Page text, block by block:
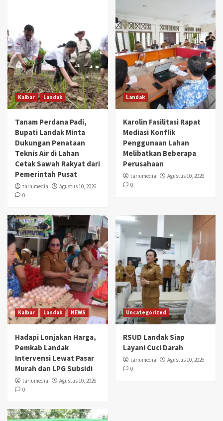
Kalbar Landak
Tanam Perdana Padi,
Bupati Landak Minta
Dukungan Penataan
Teknis Air di Lahan
Cetak Sawah Rakyat dari
Pemerintah Pusat
tariumedia
Agustus 10, 2026
0
Landak
Karolin Fasilitasi Rapat
Mediasi Konflik
Penggunaan Lahan
Melibatkan Beberapa
Perusahaan
tariumedia
Agustus 10, 2026
0
Kalbar Landak NEWS
Hadapi Lonjakan Harga,
Pemkab Landak
Intervensi Lewat Pasar
Murah dan LPG Subsidi
tariumedia
Agustus 10, 2026
0
Uncategorized
⁠RSUD Landak Siap
Layani Cuci Darah
tariumedia
Agustus 10, 2026
0